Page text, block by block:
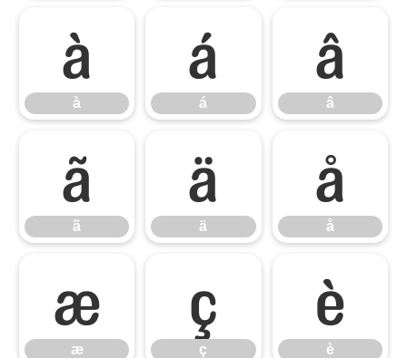
à
à á
á â
â
ã
ã ä
ä å
å
æ
æ ç
ç è
è